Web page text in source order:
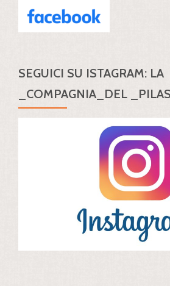
SEGUICI SU ISTAGRAM: LA
_COMPAGNIA_DEL